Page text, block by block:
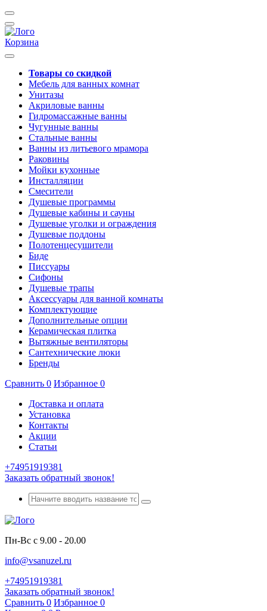
Корзина
Товары со скидкой
Мебель для ванных комнат
Унитазы
Акриловые ванны
Гидромассажные ванны
Чугунные ванны
Стальные ванны
Ванны из литьевого мрамора
Раковины
Мойки кухонные
Инсталляции
Смесители
Душевые программы
Душевые кабины и сауны
Душевые уголки и ограждения
Душевые поддоны
Полотенцесушители
Биде
Писсуары
Сифоны
Душевые трапы
Аксессуары для ванной комнаты
Комплектующие
Дополнительные опции
Керамическая плитка
Вытяжные вентиляторы
Сантехнические люки
Бренды
Сравнить 0 Избранное 0
Доставка и оплата
Установка
Контакты
Акции
Статьи
+74951919381
Заказать обратный звонок!
Пн-Вс с 9.00 - 20.00
info@vsanuzel.ru
+74951919381
Заказать обратный звонок!
Сравнить 0 Избранное 0